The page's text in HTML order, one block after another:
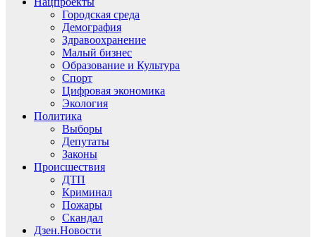
Городская среда
Демография
Здравоохранение
Малый бизнес
Образование и Культура
Спорт
Цифровая экономика
Экология
Политика
Выборы
Депутаты
Законы
Происшествия
ДТП
Криминал
Пожары
Скандал
Дзен.Новости